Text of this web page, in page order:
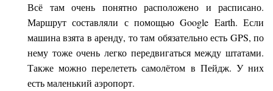
Всё там очень понятно расположено и расписано.
Маршрут составляли с помощью Google Earth. Если
машина взята в аренду, то там обязательно есть GPS, по
нему тоже очень легко передвигаться между штатами.
Также можно перелететь самолётом в Пейдж. У них
есть маленький аэропорт.